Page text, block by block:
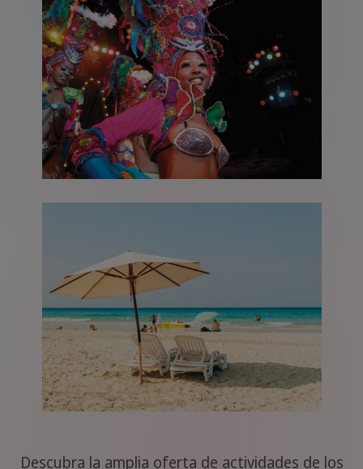
Descubra la amplia oferta de actividades de los